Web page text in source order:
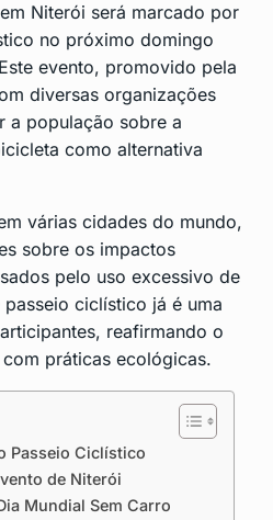
em Niterói será marcado por
no próximo domingo
evento, promovido pela
diversas organizações
a população sobre a
como alternativa
várias cidades do mundo,
sobre os impactos
pelo uso excessivo de
ciclístico já é uma
reafirmando o
práticas ecológicas.
Passeio Ciclístico
de Niterói
Mundial Sem Carro